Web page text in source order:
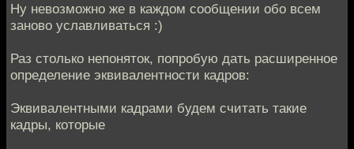
Ну невозможно же в каждом сообщении обо всем
заново уславливаться :)
Раз столько непоняток, попробую дать расширенное
определение эквивалентности кадров:
Эквивалентными кадрами будем считать такие
кадры, которые